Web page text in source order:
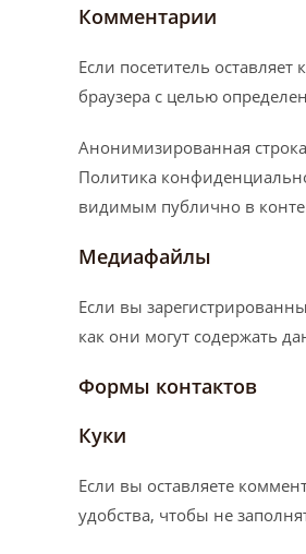
Комментарии
Если посетитель
браузера с целью
Анонимизированная
Политика
видимым публично в
Медиафайлы
Если вы
как они могут содержать
Формы контактов
Куки
Если вы оставляете
удобства, чтобы не